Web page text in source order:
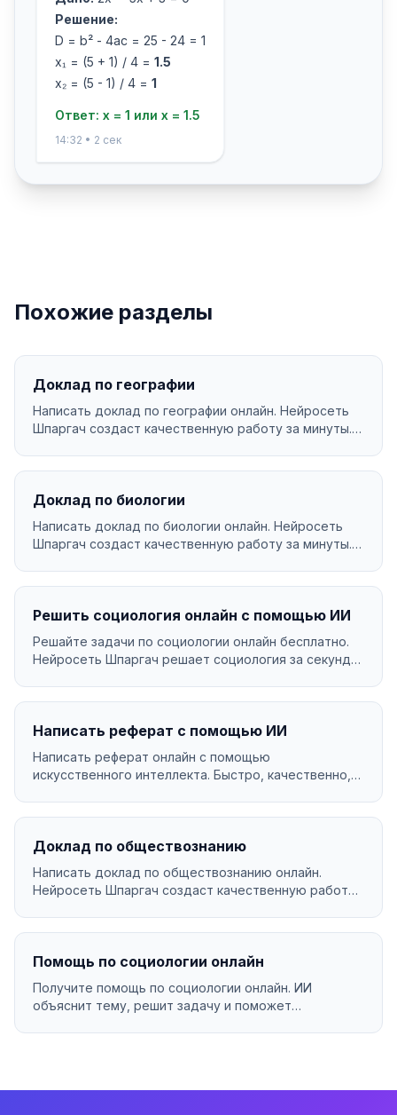
Решение:
D = b² - 4ac = 25 - 24 = 1
x₁ = (5 + 1) / 4 = 1.5
x₂ = (5 - 1) / 4 = 1
Ответ: x = 1 или x = 1.5
14:32 • 2 сек
Похожие разделы
Доклад по географии
Написать доклад по географии онлайн. Нейросеть
Шпаргач создаст качественную работу за минуты.
Доклад по биологии
Написать доклад по биологии онлайн. Нейросеть
Шпаргач создаст качественную работу за минуты.
Решить социология онлайн с помощью ИИ
Решайте задачи по социологии онлайн бесплатно.
Нейросеть Шпаргач решает социология за секунды
Написать реферат с помощью ИИ
Написать реферат онлайн с помощью
искусственного интеллекта. Быстро, качественно,
Доклад по обществознанию
Написать доклад по обществознанию онлайн.
Нейросеть Шпаргач создаст качественную работу
Помощь по социологии онлайн
Получите помощь по социологии онлайн. ИИ
объяснит тему, решит задачу и поможет